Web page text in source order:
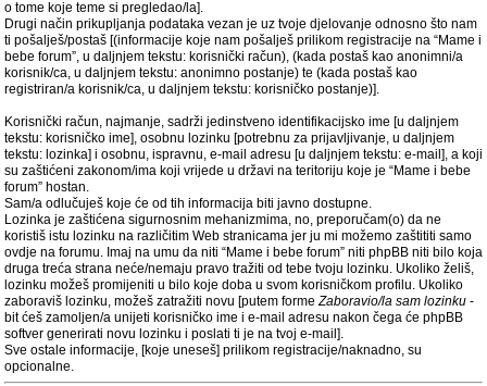
o tome koje teme si pregledao/la].
Drugi način prikupljanja podataka vezan je uz tvoje djelovanje odnosno što nam
ti pošalješ/postaš [(informacije koje nam pošalješ prilikom registracije na “Mame i
bebe forum”, u daljnjem tekstu: korisnički račun), (kada postaš kao anonimni/a
korisnik/ca, u daljnjem tekstu: anonimno postanje) te (kada postaš kao
registriran/a korisnik/ca, u daljnjem tekstu: korisničko postanje)].
Korisnički račun, najmanje, sadrži jedinstveno identifikacijsko ime [u daljnjem
tekstu: korisničko ime], osobnu lozinku [potrebnu za prijavljivanje, u daljnjem
tekstu: lozinka] i osobnu, ispravnu, e-mail adresu [u daljnjem tekstu: e-mail], a koji
su zaštićeni zakonom/ima koji vrijede u državi na teritoriju koje je “Mame i bebe
forum” hostan.
Sam/a odlučuješ koje će od tih informacija biti javno dostupne.
Lozinka je zaštićena sigurnosnim mehanizmima, no, preporučam(o) da ne
koristiš istu lozinku na različitim Web stranicama jer ju mi možemo zaštititi samo
ovdje na forumu. Imaj na umu da niti “Mame i bebe forum” niti phpBB niti bilo koja
druga treća strana neće/nemaju pravo tražiti od tebe tvoju lozinku. Ukoliko želiš,
lozinku možeš promijeniti u bilo koje doba u svom korisničkom profilu. Ukoliko
zaboraviš lozinku, možeš zatražiti novu [putem formeZaboravio/la sam lozinku -
bit ćeš zamoljen/a unijeti korisničko ime i e-mail adresu nakon čega će phpBB
softver generirati novu lozinku i poslati ti je na tvoj e-mail].
Sve ostale informacije, [koje uneseš] prilikom registracije/naknadno, su
opcionalne.